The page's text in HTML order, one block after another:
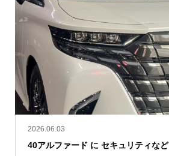
2026.06.03
40アルファード に セキュリティなど